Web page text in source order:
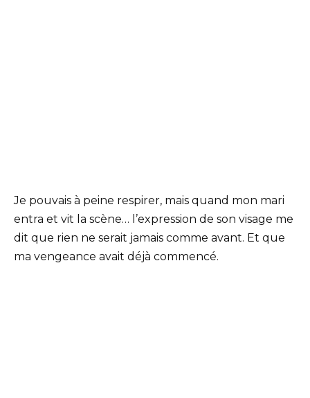
Je pouvais à peine respirer, mais quand mon mari
entra et vit la scène… l’expression de son visage me
dit que rien ne serait jamais comme avant. Et que
ma vengeance avait déjà commencé.